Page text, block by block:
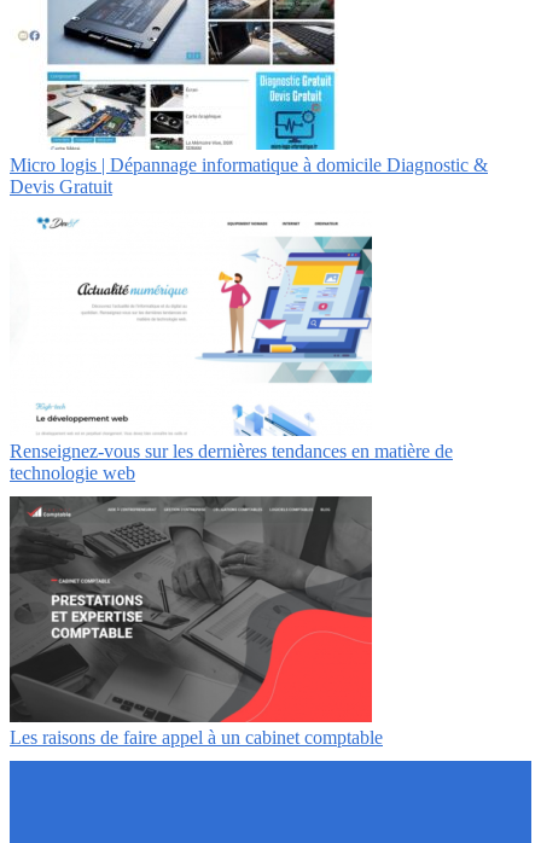
Micro logis | Dépannage infor­mati­que à domicile Diagnostic &
Devis Gratuit
Renseignez-vous sur les dernières tendances en matière de
technologie web
Les raisons de faire appel à un cabinet comptable